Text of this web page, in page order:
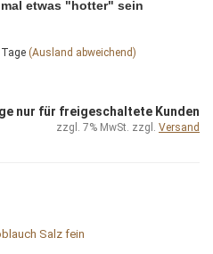
etwas "hotter" sein
(Ausland abweichend)
nur für freigeschaltete Kunden
zzgl. 7% MwSt. zzgl. Versand